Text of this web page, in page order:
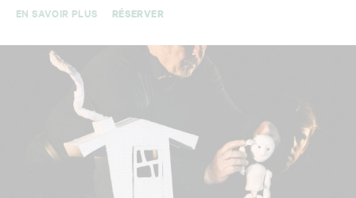
EN SAVOIR PLUS
RÉSERVER